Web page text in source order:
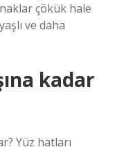
çökük hale
ve daha
kadar
Yüz hatları